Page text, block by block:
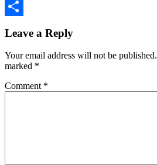
Twitter
Leave a Reply
Your email address will not be published.
marked *
Comment *